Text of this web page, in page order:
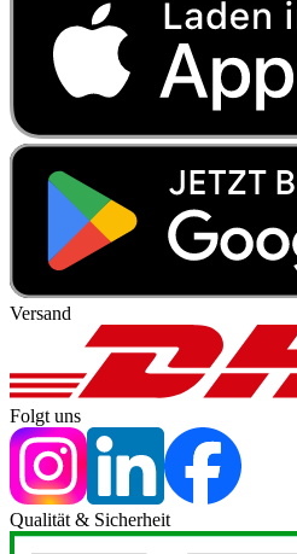
Versand
Folgt uns
Qualität & Sicherheit